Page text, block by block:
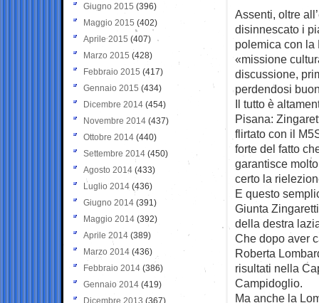
Assenti, oltre
disinnescato i
polemica con la
«missione
discussione,
perdendosi
Il tutto è
Pisana:
flirtato con il
forte del fatto
garantisce
certo la
E questo
Giunta
della destra
Che dopo aver
Roberta
risultati nella
Campidoglio.
Ma anche la
Giugno 2015 (396)
Maggio 2015 (402)
Aprile 2015 (407)
Marzo 2015 (428)
Febbraio 2015 (417)
Gennaio 2015 (434)
Dicembre 2014 (454)
Novembre 2014 (437)
Ottobre 2014 (440)
Settembre 2014 (450)
Agosto 2014 (433)
Luglio 2014 (436)
Giugno 2014 (391)
Maggio 2014 (392)
Aprile 2014 (389)
Marzo 2014 (436)
Febbraio 2014 (386)
Gennaio 2014 (419)
Dicembre 2013 (367)